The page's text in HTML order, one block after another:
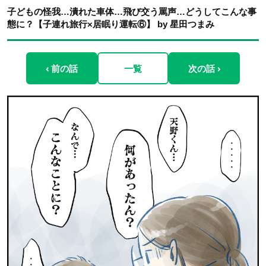
子どもの怪我…潰れた車体…飛び交う罵声…どうしてこんな事
態に？【子連れ旅行×居眠り運転⑥】 by 星田つまみ
‹ 前の話 一覧 次の話 ›